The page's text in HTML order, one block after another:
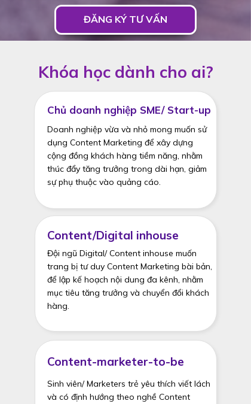
ĐĂNG KÝ TƯ VẤN
Khóa học dành cho ai?
Doanh nghiệp vừa và nhỏ mong muốn sử
dụng Content Marketing để xây dựng
cộng đồng khách hàng tiềm năng, nhằm
thúc đẩy tăng trưởng trong dài hạn, giảm
sự phụ thuộc vào quảng cáo.
Chủ doanh nghiệp SME/ Start-up
Đội ngũ Digital/ Content inhouse muốn
trang bị tư duy Content Marketing bài bản,
để lập kế hoạch nội dung đa kênh, nhằm
mục tiêu tăng trưởng và chuyển đổi khách
hàng.
Content/Digital inhouse
Sinh viên/ Marketers trẻ yêu thích viết lách
và có định hướng theo nghề Content
Content-marketer-to-be